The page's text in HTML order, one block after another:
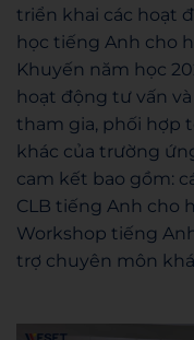
triển khai các hoạt
học tiếng Anh cho
Khuyến năm học
hoạt động tư vấn
tham gia, phối hợp
khác của trường
cam kết bao gồm:
CLB tiếng Anh cho
Workshop tiếng
trợ chuyên môn